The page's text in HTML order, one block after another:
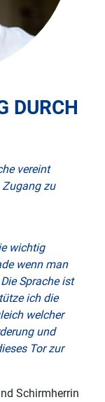
DURCH
vereint
zu
wichtig
wenn man
Sprache ist
ich die
welcher
und
Tor zur
Schirmherrin